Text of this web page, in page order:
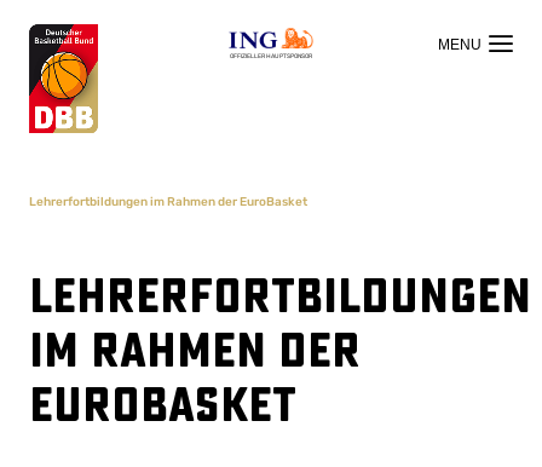
OFFIZIELLER HAUPTSPONSOR
Lehrerfortbildungen im Rahmen der EuroBasket
Lehrerfortbildungen
im Rahmen der
EuroBasket